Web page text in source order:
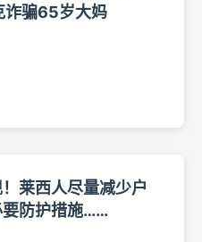
诈骗65岁大妈
莱西人尽量减少户
要防护措施……